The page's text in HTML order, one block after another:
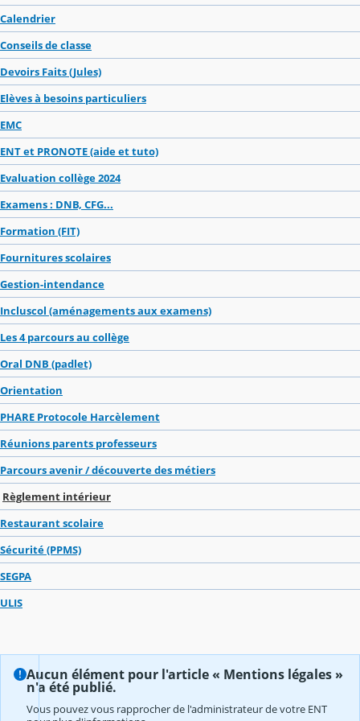
Calendrier
Conseils de classe
Devoirs Faits (Jules)
Elèves à besoins particuliers
EMC
ENT et PRONOTE (aide et tuto)
Evaluation collège 2024
Examens : DNB, CFG...
Formation (FIT)
Fournitures scolaires
Gestion-intendance
Incluscol (aménagements aux examens)
Les 4 parcours au collège
Oral DNB (padlet)
Orientation
PHARE Protocole Harcèlement
Réunions parents professeurs
Parcours avenir / découverte des métiers
Règlement intérieur
Restaurant scolaire
Sécurité (PPMS)
SEGPA
ULIS
Aucun élément pour l'article « Mentions légales »
n'a été publié.
Vous pouvez vous rapprocher de l'administrateur de votre ENT